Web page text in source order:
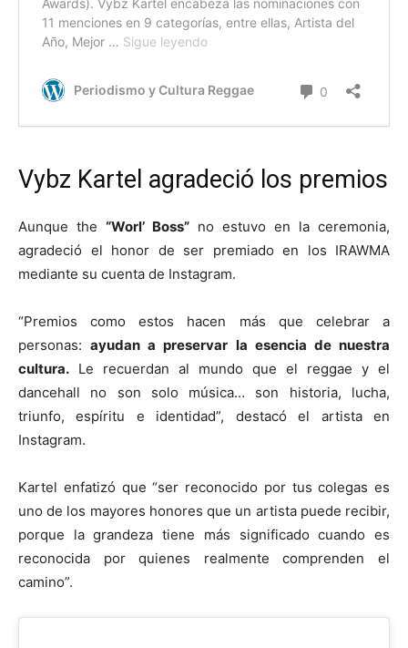
Vybz Kartel agradeció los premios
Aunque the “Worl’ Boss” no estuvo en la ceremonia,
agradeció el honor de ser premiado en los IRAWMA
mediante su cuenta de Instagram.
“Premios como estos hacen más que celebrar a
personas:ayudan a preservar la esencia de nuestra
cultura. Le recuerdan al mundo que el reggae y el
dancehall no son solo música… son historia, lucha,
triunfo, espíritu e identidad”, destacó el artista en
Instagram.
Kartel enfatizó que “ser reconocido por tus colegas es
uno de los mayores honores que un artista puede recibir,
porque la grandeza tiene más significado cuando es
reconocida por quienes realmente comprenden el
camino”.